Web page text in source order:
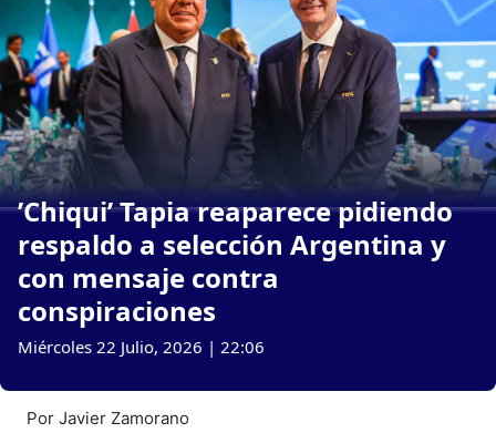
’Chiqui’ Tapia reaparece pidiendo
respaldo a selección Argentina y
con mensaje contra
conspiraciones
Miércoles 22 Julio, 2026 | 22:06
Por Javier Zamorano